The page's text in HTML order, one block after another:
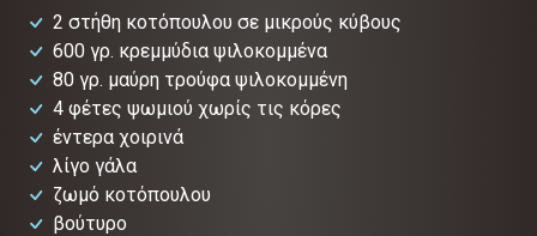
2 στήθη κοτόπουλου σε μικρούς κύβους
600 γρ. κρεμμύδια ψιλοκομμένα
80 γρ. μαύρη τρούφα ψιλοκομμένη
4 φέτες ψωμιού χωρίς τις κόρες
έντερα χοιρινά
λίγο γάλα
ζωμό κοτόπουλου
βούτυρο